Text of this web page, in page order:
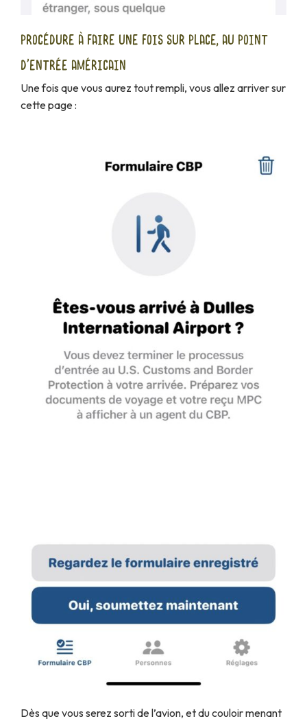
PROCÉDURE À FAIRE UNE FOIS SUR PLACE, AU POINT
D'ENTRÉE AMÉRICAIN
Une fois que vous aurez tout rempli, vous allez arriver sur
cette page :
Dès que vous serez sorti de l’avion, et du couloir menant